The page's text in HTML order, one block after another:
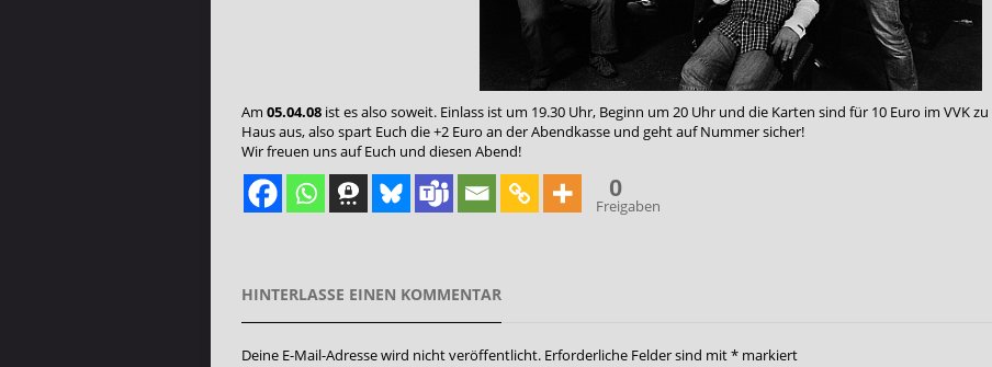
Am 05.04.08 ist es also soweit. Einlass ist um 19.30 Uhr, Beginn um 20 Uhr und die Karten sind für 10 Euro im VVK
Haus aus, also spart Euch die +2 Euro an der Abendkasse und geht auf Nummer sicher!
Wir freuen uns auf Euch und diesen Abend!
0
Freigaben
HINTERLASSE EINEN KOMMENTAR
Deine E-Mail-Adresse wird nicht veröffentlicht. Erforderliche Felder sind mit* markiert